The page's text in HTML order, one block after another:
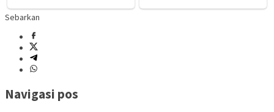
Sebarkan
Navigasi pos